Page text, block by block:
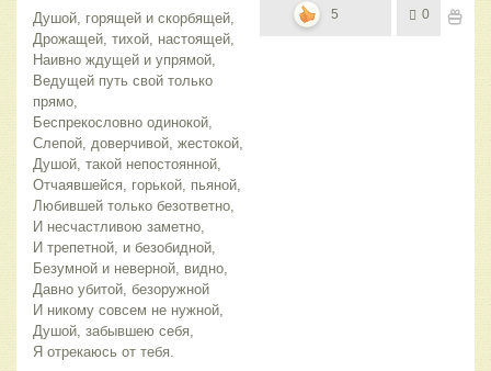
Душой, горящей и скорбящей,
Дрожащей, тихой, настоящей,
Наивно ждущей и упрямой,
Ведущей путь свой только
прямо,
Беспрекословно одинокой,
Слепой, доверчивой, жестокой,
Душой, такой непостоянной,
Отчаявшейся, горькой, пьяной,
Любившей только безответно,
И несчастливою заметно,
И трепетной, и безобидной,
Безумной и неверной, видно,
Давно убитой, безоружной
И никому совсем не нужной,
Душой, забывшею себя,
Я отрекаюсь от тебя.
5 0